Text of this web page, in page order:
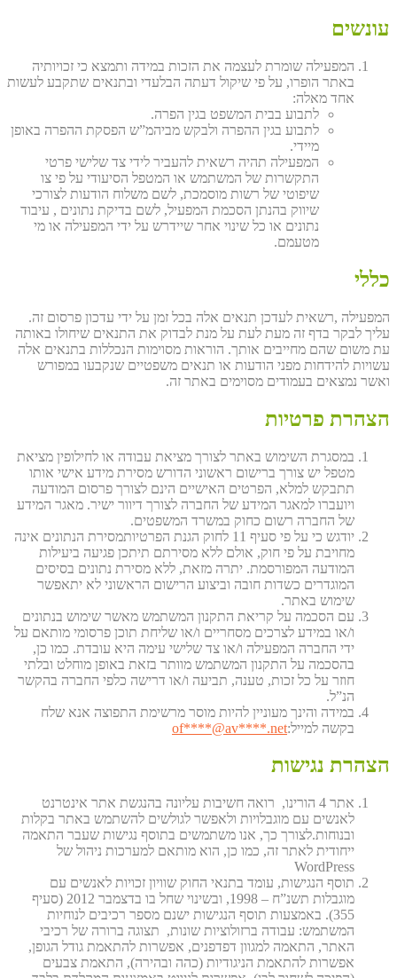
עונשים
המפעילה שומרת לעצמה את הזכות במידה ותמצא כי זכויותיה
באתר הופרו, על פי שיקול דעתה הבלעדי ובתנאים שתקבע לעשות
אחד מאלה:
לתבוע בבית המשפט בגין הפרה.
לתבוע בגין ההפרה ולבקש מביהמ”ש הפסקת ההפרה באופן
מיידי.
המפעילה תהיה רשאית להעביר לידי צד שלישי פרטי
התקשרות של המשתמש או המטפל הסיעודי על פי צו
שיפוטי של רשות מוסמכת, לשם משלוח הודעות לצורכי
שיווק בהנתן הסכמת המפעיל, לשם בדיקת נתונים , עיבוד
נתונים או כל שינוי אחר שיידרש על ידי המפעילה או מי
מטעמם.
כללי
המפעילה ,רשאית לעדכן תנאים אלה בכל זמן על ידי עדכון פרסום זה.
עליך לבקר בדף זה מעת לעת על מנת לבדוק את התנאים שיחולו באותה
עת משום שהם מחייבים אותך. הוראות מסוימות הנכללות בתנאים אלה
עשויות להידחות מפני הודעות או תנאים משפטיים שנקבעו במפורש
ואשר נמצאים בעמודים מסוימים באתר זה.
הצהרת פרטיות
במסגרת השימוש באתר לצורך מציאת עבודה או לחילופין מציאת
מטפל יש צורך ברישום ראשוני הדורש מסירת מידע אישי אותו
תתבקש למלא, הפרטים האישיים הינם לצורך פרסום המודעה
ויועברו למאגר המידע של החברה לצורך דיוור ישיר. מאגר המידע
של החברה רשום כחוק במשרד המשפטים.
יודגש כי על פי סעיף 11 לחוק הגנת הפרטיותמסירת הנתונים אינה
מחויבת על פי חוק, אולם ללא מסירתם תיתכן פגיעה ביעילות
המודעה המפורסמת. יתרה מזאת, ללא מסירת נתונים בסיסים
המוגדרים כשדות חובה וביצוע הרישום הראשוני לא יתאפשר
שימוש באתר.
עם הסכמה על קריאת התקנון המשתמש מאשר שימוש בנתונים
ו/או במידע לצרכים מסחריים ו/או שליחת תוכן פרסומי מותאם על
ידי החברה המפעילה ו/או צד שלישי עימה היא עובדת. כמו כן,
בהסכמה על התקנון המשתמש מוותר בזאת באופן מוחלט ובלתי
חוזר על כל זכות, טענה, תביעה ו/או דרישה כלפי החברה בהקשר
הנ”ל.
במידה והינך מעוניין להיות מוסר מרשימת התפוצה אנא שלח
בקשה למייל:
of****@av****.net
הצהרת נגישות
אתר 4 הורינו, רואה חשיבות עליונה בהנגשת אתר אינטרנט
לאנשים עם מוגבלויות ולאפשר לגולשים להשתמש באתר בקלות
ובנוחות.לצורך כך, אנו משתמשים בתוסף נגישות שעבר התאמה
ייחודית לאתר זה, כמו כן, הוא מותאם למערכות ניהול של
WordPress
תוסף הנגישות, עומד בתנאי החוק שוויון זכויות לאנשים עם
מוגבלות תשנ”ח – 1998, ובשינוי שחל בו בדצמבר 2012 (סעיף
355). באמצעות תוסף הנגישות ישנם מספר רכיבים לנוחיות
המשתמש: עבודה ברזולוציות שונות, תצוגה ברורה של רכיבי
האתר, התאמה למגוון דפדפנים, אפשרות להתאמת גודל הגופן,
אפשרות להתאמת הניגודיות (כהה ובהירה), התאמת צבעים